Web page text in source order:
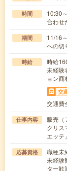
時間
10:30
合わせ
期間
11/16
への切
時給
時給
未経験
ョン
交
交通費
仕事内容
販売（
クリス
エッテ
応募資格
職種未
未経験
ター歓